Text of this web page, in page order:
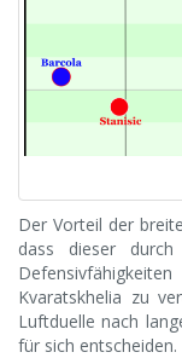
Der Vorteil der
dass dieser durch
Kvaratskhelia zu
Luftduelle nach
für sich entscheiden.